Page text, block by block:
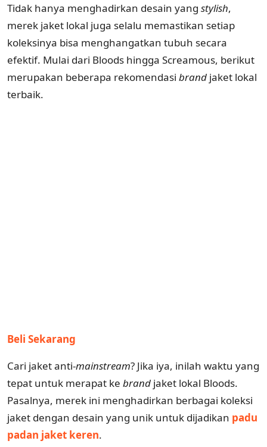
Tidak hanya menghadirkan desain yang stylish,
merek jaket lokal juga selalu memastikan setiap
koleksinya bisa menghangatkan tubuh secara
efektif. Mulai dari Bloods hingga Screamous, berikut
merupakan beberapa rekomendasi brand jaket lokal
terbaik.
Beli Sekarang
Cari jaket anti-mainstream? Jika iya, inilah waktu yang
tepat untuk merapat ke brand jaket lokal Bloods.
Pasalnya, merek ini menghadirkan berbagai koleksi
jaket dengan desain yang unik untuk dijadikan padu
padan jaket keren.